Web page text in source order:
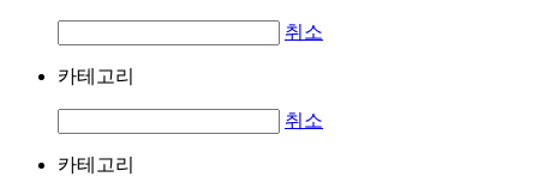
취소
카테고리
취소
카테고리